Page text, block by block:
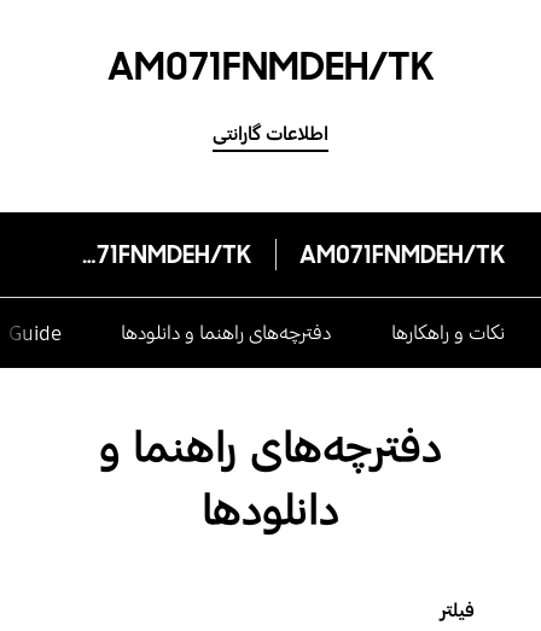
AM071FNMDEH/TK
اطلاعات گارانتی
AM071FNMDEH/TK
AM071FNMDEH/TK
نکات و راهکارها دفترچه‌های راهنما و دانلودها
دفترچه‌های راهنما و
دانلودها
فیلتر